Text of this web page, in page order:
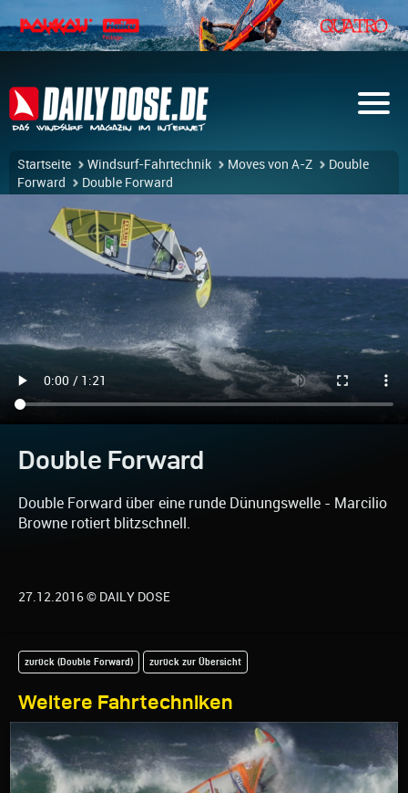
Startseite Windsurf-Fahrtechnik Moves von A-Z
Double
Forward
Double Forward
Double Forward
Double Forward über eine runde Dünungswelle - Marcilio
Browne rotiert blitzschnell.
27.12.2016 © DAILY DOSE
Weitere Fahrtechniken
zurück (Double Forward) zurück zur Übersicht